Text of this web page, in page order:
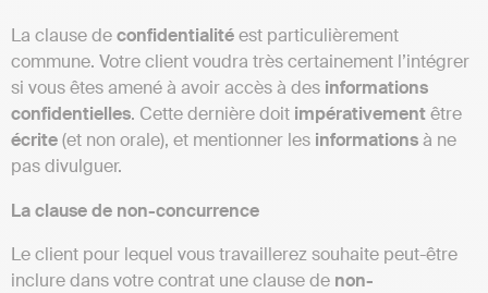
La clause deconfidentialitéest particulièrement
commune. Votre client voudra très certainement l’intégrer
si vous êtes amené à avoir accès à des informations
confidentielles. Cette dernière doit impérativementêtre
écrite(et non orale), et mentionner les informationsà ne
pas divulguer.
La clause de non-concurrence
Le client pour lequel vous travaillerez souhaite peut-être
inclure dans votre contrat une clause de non-